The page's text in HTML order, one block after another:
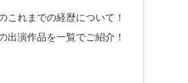
これまでの経歴について！
出演作品を一覧でご紹介！